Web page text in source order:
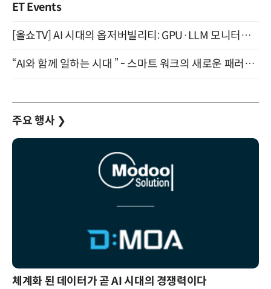
ET Events
[올쇼TV] AI 시대의 옵저버빌리티: GPU·LLM 모니터링부터 AI 기반 장애 대응까지 (8/11 생방송)
“AI와 함께 일하는 시대 ” - 스마트 워크의 새로운 패러다임 (9/11)
주요 행사 ❯
체계화 된 데이터가 곧 AI 시대의 경쟁력이다